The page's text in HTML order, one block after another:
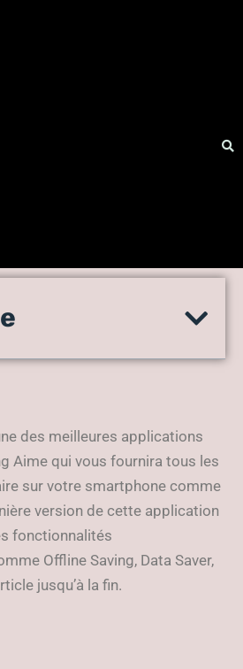
: Dernières
des meilleures applications
Aime qui vous fournira tous les
sur votre smartphone comme
version de cette application
fonctionnalités
Offline Saving, Data Saver,
jusqu’à la fin.